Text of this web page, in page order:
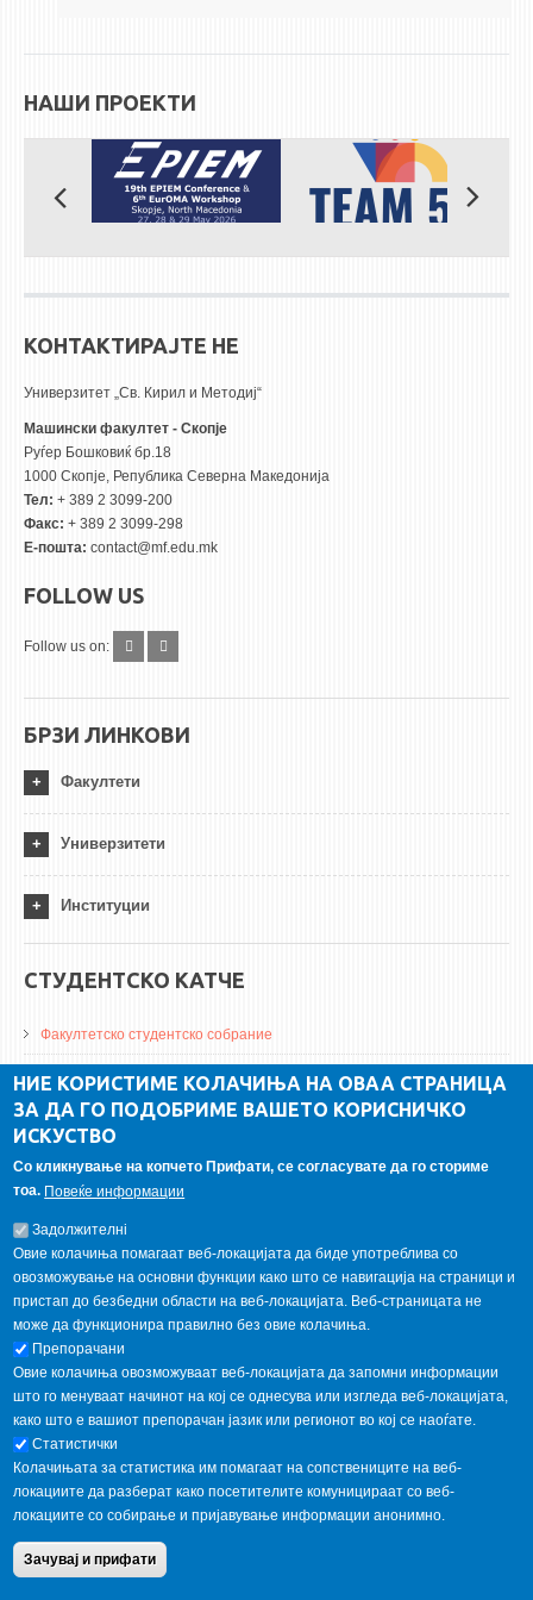
СООПШТЕНИЈА
СТУДЕНТСКА СЛУЖБА
БИБЛИОТЕКА
ДА ВИНЧИ МАГАЗИН
ПРАКСИ
КОНТАКТ
НАШИ ПРОЕКТИ
КОНТАКТИРАЈТЕ НЕ
Универзитет „Св. Кирил и Методиј“
Машински факултет - Скопје
Руѓер Бошковиќ бр.18
1000 Скопје, Република Северна Македонија
Тел: + 389 2 3099-200
Факс: + 389 2 3099-298
Е-пошта: contact@mf.edu.mk
FOLLOW US
Follow us on:
БРЗИ ЛИНКОВИ
Факултети
Универзитети
Институции
СТУДЕНТСКО КАТЧЕ
Факултетско студентско собрание
ДА Винчи магазин
Алумни асоцијација
ГАЛЕРИЈА
Copyright © 2013 Garnet All Rights Reserved. Designed by
НИЕ КОРИСТИМЕ КОЛАЧИЊА НА ОВАА СТРАНИЦА
ЗА ДА ГО ПОДОБРИМЕ ВАШЕТО КОРИСНИЧКО
ИСКУСТВО
Со кликнување на копчето Прифати, се согласувате да го сториме
тоа. Повеќе информации
Задолжителнi
Овие колачиња помагаат веб-локацијата да биде употреблива со
овозможување на основни функции како што се навигација на страници и
пристап до безбедни области на веб-локацијата. Веб-страницата не
може да функционира правилно без овие колачиња.
Препорачани
Овие колачиња овозможуваат веб-локацијата да запомни информации
што го менуваат начинот на кој се однесува или изгледа веб-локацијата,
како што е вашиот препорачан јазик или регионот во кој се наоѓате.
Статистички
Колачињата за статистика им помагаат на сопствениците на веб-
локациите да разберат како посетителите комуницираат со веб-
локациите со собирање и пријавување информации анонимно.
Зачувај и прифати